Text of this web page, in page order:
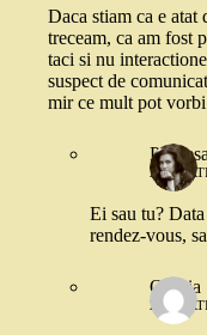
Daca stiam ca e atat
treceam, ca am fost
taci si nu
suspect de
mir ce mult pot
24
Ei sau tu?
rendez-vous,
Omnia
24